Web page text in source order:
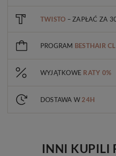
TWISTO – ZAPŁAĆ ZA
PROGRAM BESTHAIR
WYJĄTKOWE RATY 0%
DOSTAWA W 24H
INNI KUPILI